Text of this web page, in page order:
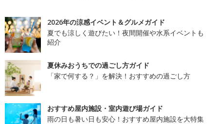
2026年の涼感イベント＆グルメガイド
夏でも涼しく遊びたい！夜間開催や水系イベントも
紹介
夏休みおうちでの過ごし方ガイド
「家で何する？」を解決！おすすめの過ごし方
おすすめ屋内施設・室内遊び場ガイド
雨の日も暑い日も安心！おすすめ屋内施設を大特集